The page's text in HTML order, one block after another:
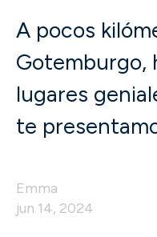
A pocos
Gotemburgo,
lugares
te
Emma
jun 14, 2024